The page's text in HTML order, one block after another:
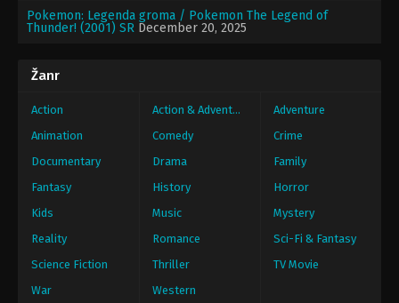
Pokemon: Legenda groma / Pokemon The Legend of
Thunder! (2001) SR December 20, 2025
Žanr
Action Action & Adventure
Adventure
Animation
Comedy
Crime
Documentary
Drama
Family
Fantasy
History
Horror
Kids
Music
Mystery
Reality
Romance
Sci-Fi & Fantasy
Science Fiction
Thriller
TV Movie
War
Western